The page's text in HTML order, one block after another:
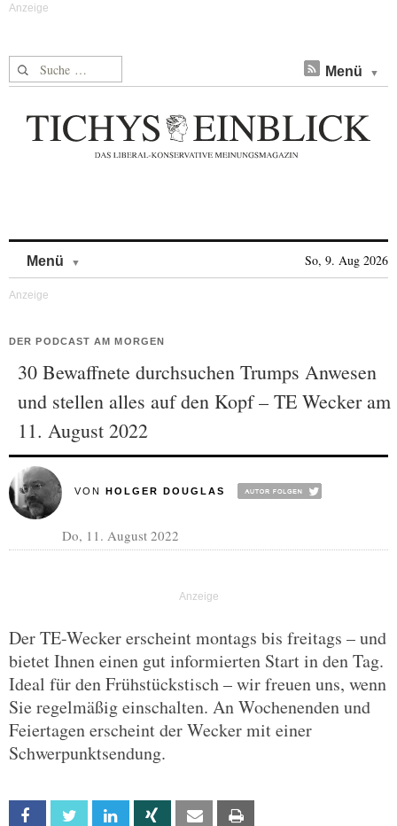
Suche nach: Menü
Menü So, 9. Aug 2026
DER PODCAST AM MORGEN
30 Bewaffnete durchsuchen Trumps Anwesen
und stellen alles auf den Kopf – TE Wecker am
11. August 2022
VON HOLGER DOUGLAS
Do, 11. August 2022
Der TE-Wecker erscheint montags bis freitags – und
bietet Ihnen einen gut informierten Start in den Tag.
Ideal für den Frühstückstisch – wir freuen uns, wenn
Sie regelmäßig einschalten. An Wochenenden und
Feiertagen erscheint der Wecker mit einer
Schwerpunktsendung.
Facebook Twitter Linkedin Xing Email